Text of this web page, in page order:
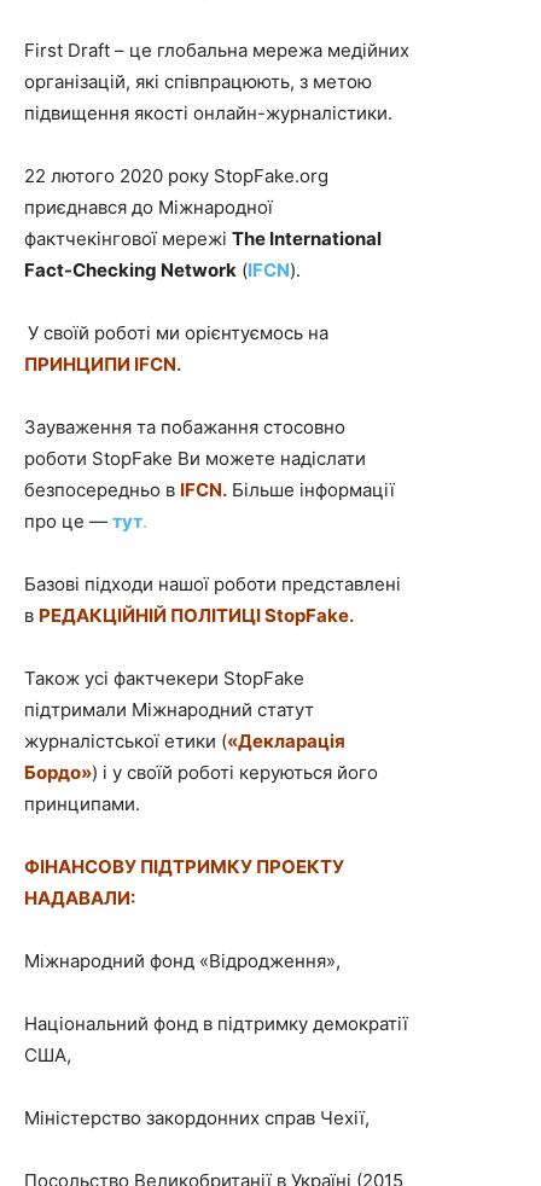
First Draft – це глобальна мережа медійних
організацій, які співпрацюють, з метою
підвищення якості онлайн-журналістики.
22 лютого 2020 року StopFake.org
приєднався до Міжнародної
фактчекінгової мережі The International
Fact-Checking Network (IFCN).
У своїй роботі ми орієнтуємось на
ПРИНЦИПИ IFCN.
Зауваження та побажання стосовно
роботи StopFake Ви можете надіслати
безпосередньо в IFCN. Більше інформації
про це — тут.
Базові підходи нашої роботи представлені
в РЕДАКЦІЙНІЙ ПОЛІТИЦІ StopFake.
Також усі фактчекери StopFake
підтримали Міжнародний статут
журналістської етики («Декларація
Бордо») і у своїй роботі керуються його
принципами.
ФІНАНСОВУ ПІДТРИМКУ ПРОЕКТУ
НАДАВАЛИ:
Міжнародний фонд «Відродження»,
Національний фонд в підтримку демократії
США,
Міністерство закордонних справ Чехії,
Посольство Великобританії в Україні (2015